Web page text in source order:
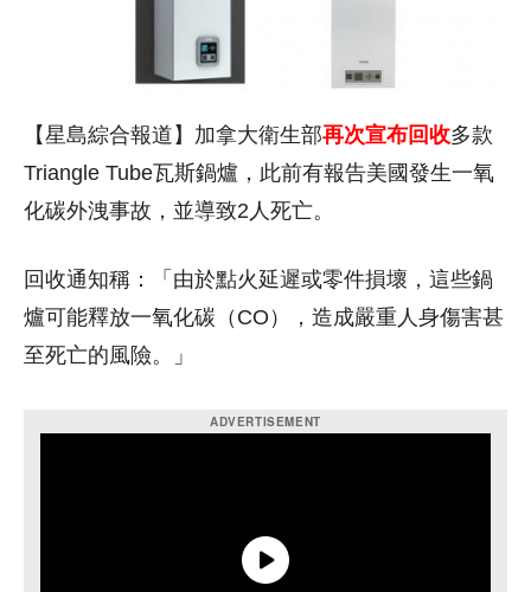
【星島綜合報道】加拿大衛生部再次宣布回收多款
Triangle Tube瓦斯鍋爐，此前有報告美國發生一氧
化碳外洩事故，並導致2人死亡。
回收通知稱：「由於點火延遲或零件損壞，這些鍋
爐可能釋放一氧化碳（CO），造成嚴重人身傷害甚
至死亡的風險。」